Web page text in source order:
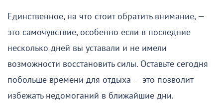
Единственное, на что стоит обратить внимание, —
это самочувствие, особенно если в последние
несколько дней вы уставали и не имели
возможности восстановить силы. Оставьте сегодня
побольше времени для отдыха — это позволит
избежать недомоганий в ближайшие дни.